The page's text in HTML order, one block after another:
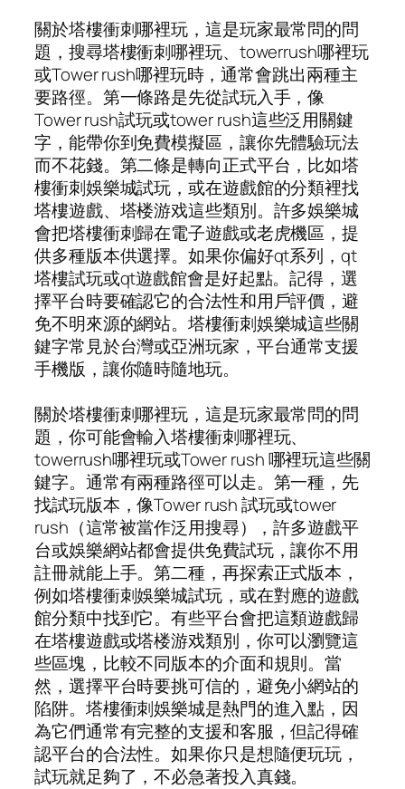
關於塔樓衝刺哪裡玩，這是玩家最常問的問
題，搜尋塔樓衝刺哪裡玩、towerrush哪裡玩
或Tower rush哪裡玩時，通常會跳出兩種主
要路徑。第一條路是先從試玩入手，像
Tower rush試玩或tower rush這些泛用關鍵
字，能帶你到免費模擬區，讓你先體驗玩法
而不花錢。第二條是轉向正式平台，比如塔
樓衝刺娛樂城試玩，或在遊戲館的分類裡找
塔樓遊戲、塔楼游戏這些類別。許多娛樂城
會把塔樓衝刺歸在電子遊戲或老虎機區，提
供多種版本供選擇。如果你偏好qt系列，qt
塔樓試玩或qt遊戲館會是好起點。記得，選
擇平台時要確認它的合法性和用戶評價，避
免不明來源的網站。塔樓衝刺娛樂城這些關
鍵字常見於台灣或亞洲玩家，平台通常支援
手機版，讓你隨時隨地玩。
關於塔樓衝刺哪裡玩，這是玩家最常問的問
題，你可能會輸入塔樓衝刺哪裡玩、
towerrush哪裡玩或Tower rush 哪裡玩這些關
鍵字。通常有兩種路徑可以走。第一種，先
找試玩版本，像Tower rush 試玩或tower
rush（這常被當作泛用搜尋），許多遊戲平
台或娛樂網站都會提供免費試玩，讓你不用
註冊就能上手。第二種，再探索正式版本，
例如塔樓衝刺娛樂城試玩，或在對應的遊戲
館分類中找到它。有些平台會把這類遊戲歸
在塔樓遊戲或塔楼游戏類別，你可以瀏覽這
些區塊，比較不同版本的介面和規則。當
然，選擇平台時要挑可信的，避免小網站的
陷阱。塔樓衝刺娛樂城是熱門的進入點，因
為它們通常有完整的支援和客服，但記得確
認平台的合法性。如果你只是想隨便玩玩，
試玩就足夠了，不必急著投入真錢。